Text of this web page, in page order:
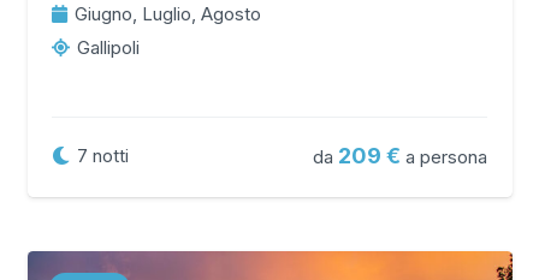
Giugno, Luglio, Agosto
Gallipoli
7 notti da 209 a persona